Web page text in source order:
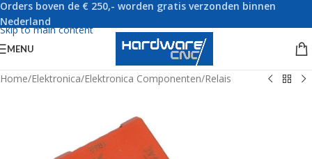
Skip to navigation
Skip to main content
Orders boven de € 250,- worden gratis verzonden binnen
Nederland
MENU
Home/Elektronica/Elektronica Componenten/Relais